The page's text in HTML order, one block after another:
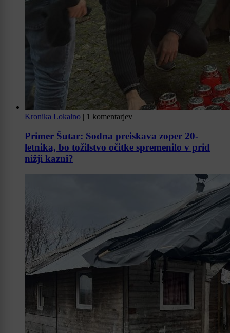
Kronika Lokalno | 1 komentarjev
Primer Šutar: Sodna preiskava zoper 20-
letnika, bo tožilstvo očitke spremenilo v prid
nižji kazni?